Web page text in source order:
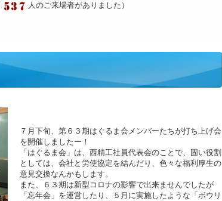
人のご来場者がありました）
７月下旬、第６３期はぐるま会メンバーたちが打ち上げ会
を開催しましたー！
「はぐるま会」は、西精工社員代表会のことで、固い役割
としては、会社と労使協定を結んだり、色々な福利厚生の
意見交換なんかもします。
また、６３期は新型コロナの影響で出来ませんでしたが
「忘年会」を運営したり、５月に実施したような「ボウリ